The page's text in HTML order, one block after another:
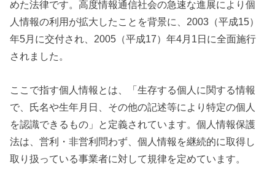
めた法律です。高度情報通信社会の急速な進展により個
人情報の利用が拡大したことを背景に、2003（平成15）
年5月に交付され、2005（平成17）年4月1日に全面施行
されました。
ここで指す個人情報とは、「生存する個人に関する情報
で、氏名や生年月日、その他の記述等により特定の個人
を認識できるもの」と定義されています。個人情報保護
法は、営利・非営利問わず、個人情報を継続的に取得し
取り扱っている事業者に対して規律を定めています。